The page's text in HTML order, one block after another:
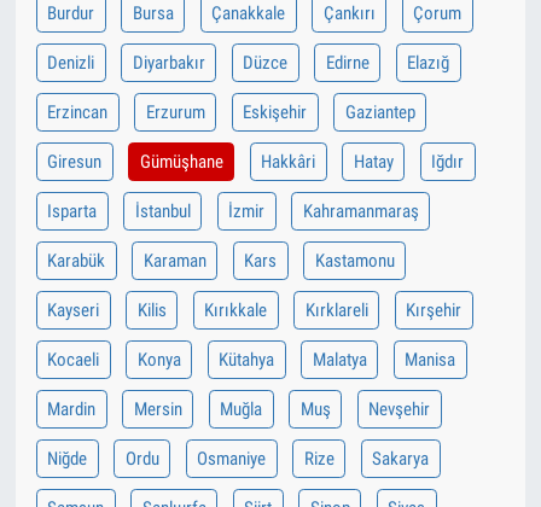
Burdur Bursa Çanakkale Çankırı Çorum
Denizli Diyarbakır Düzce Edirne Elazığ
Erzincan Erzurum Eskişehir Gaziantep
Giresun Gümüşhane Hakkâri Hatay Iğdır
Isparta İstanbul İzmir Kahramanmaraş
Karabük Karaman Kars Kastamonu
Kayseri Kilis Kırıkkale Kırklareli Kırşehir
Kocaeli Konya Kütahya Malatya Manisa
Mardin Mersin Muğla Muş Nevşehir
Niğde Ordu Osmaniye Rize Sakarya